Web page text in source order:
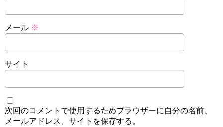
メール ※
サイト
次回のコメントで使用するためブラウザーに自分の名前、
メールアドレス、サイトを保存する。